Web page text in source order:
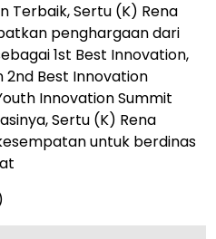
Terbaik, Sertu (K) Rena
penghargaan dari
1st Best Innovation,
2nd Best Innovation
Innovation Summit
Sertu (K) Rena
untuk berdinas